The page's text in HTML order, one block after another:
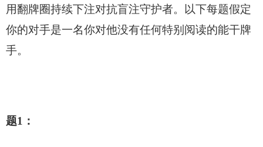
用翻牌圈持续下注对抗盲注守护者。以下每题假定
你的对手是一名你对他没有任何特别阅读的能干牌
手。
题1：